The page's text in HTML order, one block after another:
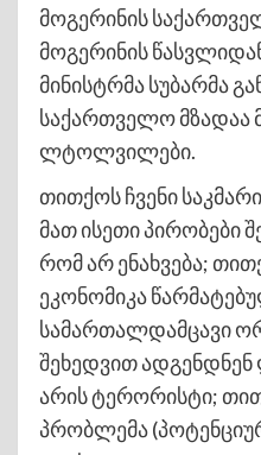
მოგერინის
მოგერინის
მინისტრმა სუბარმა
საქართველო მზადაა
ლტოლვილები.
თითქოს ჩვენი
მათ ისეთი პირობები
რომ არ ენახვება;
ეკონომიკა
სამართალდამცავი
შეხედვით
არის ტერორისტი;
პრობლემა